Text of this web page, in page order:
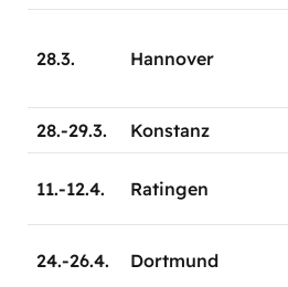
28.3. Hannover
28.-29.3. Konstanz
11.-12.4. Ratingen
24.-26.4. Dortmund